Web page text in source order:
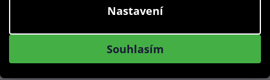
Nastavení
Souhlasím